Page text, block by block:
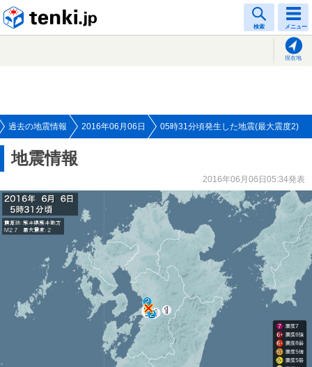
検索 メニュー
現在地
過去の地震情報 2016年06月06日 05時31分頃発生した地震(最大震度2)
地震情報
2016年06月06日05:34発表